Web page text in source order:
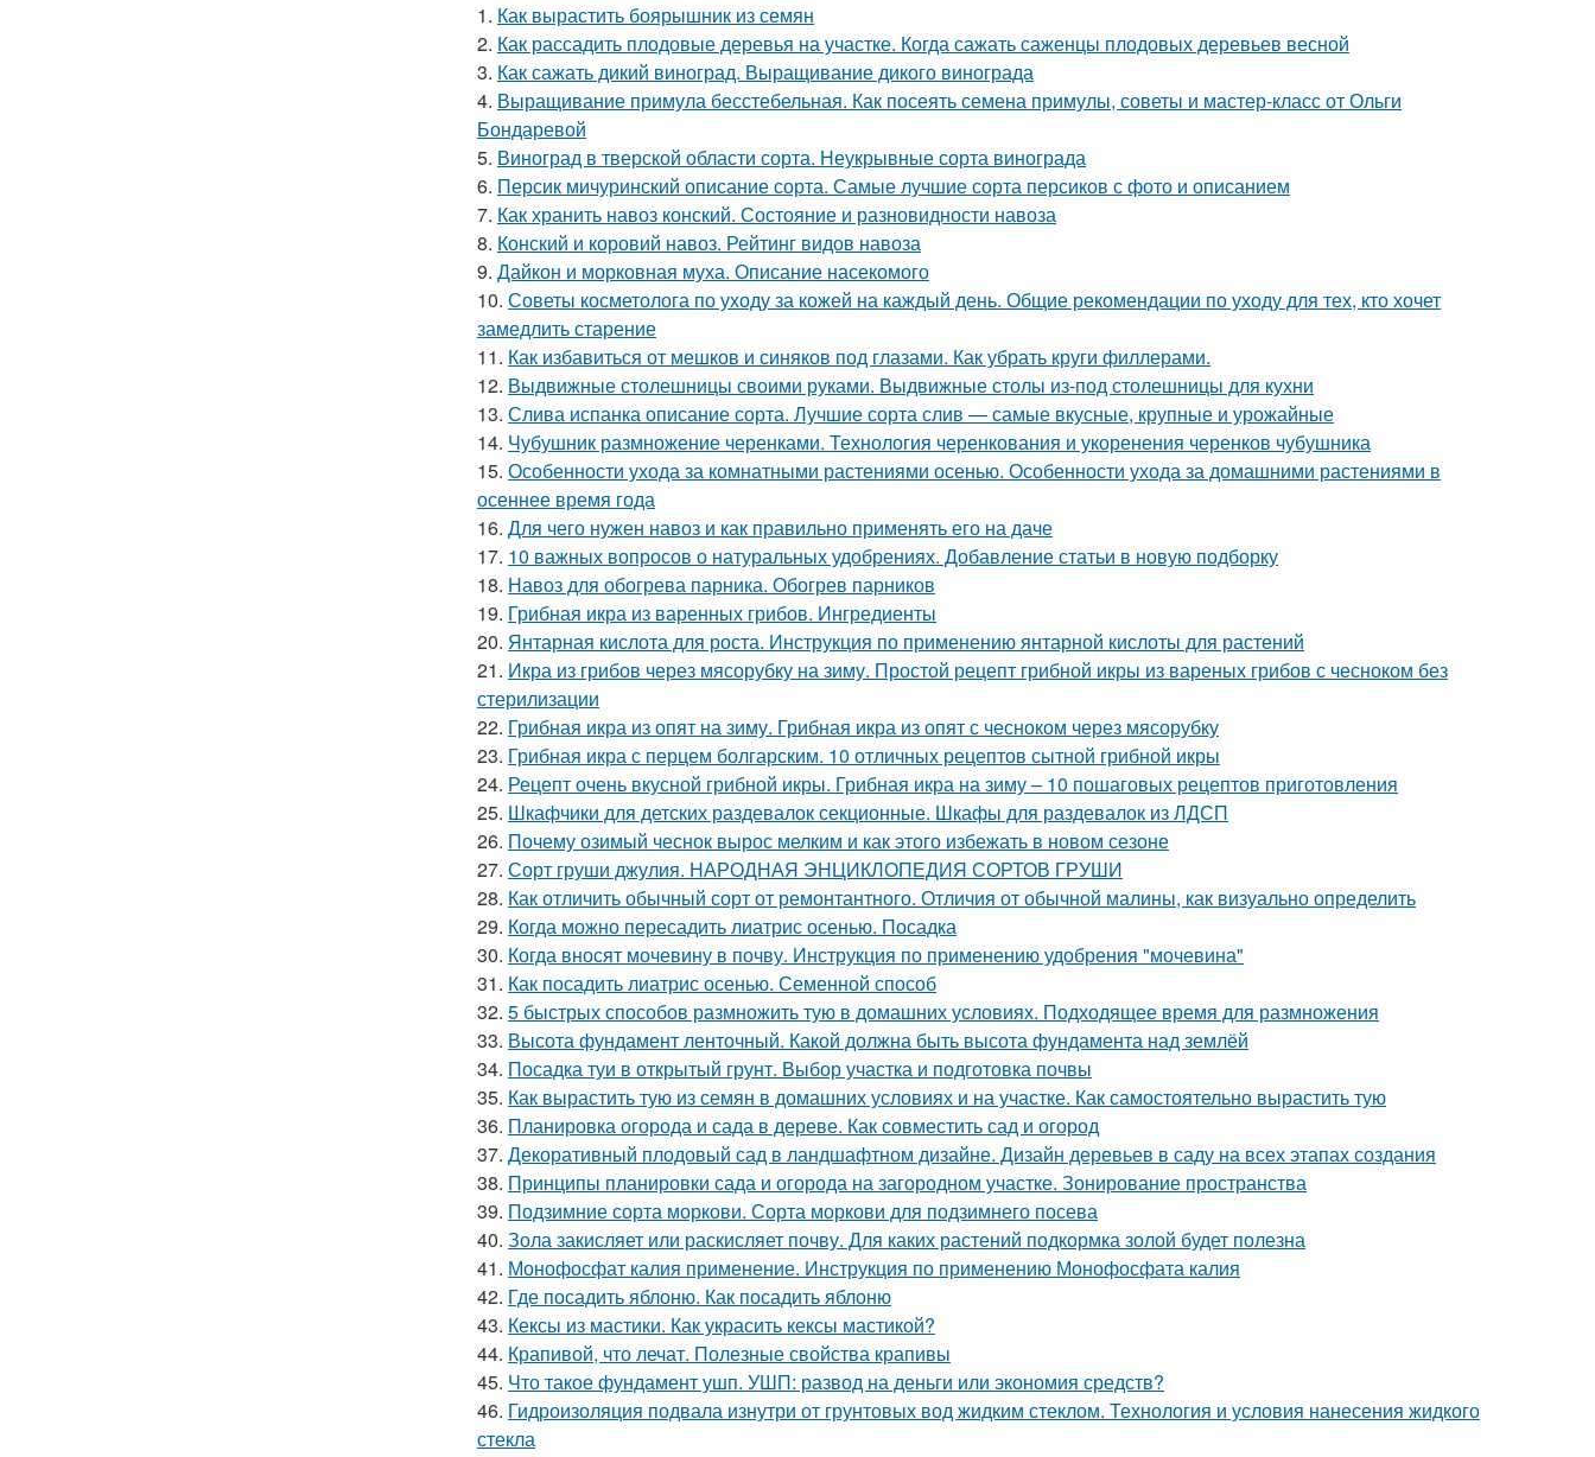
1. Как вырастить боярышник из семян
2. Как рассадить плодовые деревья на участке. Когда сажать саженцы плодовых деревьев весной
3. Как сажать дикий виноград. Выращивание дикого винограда
4. Выращивание примула бесстебельная. Как посеять семена примулы, советы и мастер-класс от Ольги
Бондаревой
5. Виноград в тверской области сорта. Неукрывные сорта винограда
6. Персик мичуринский описание сорта. Самые лучшие сорта персиков с фото и описанием
7. Как хранить навоз конский. Состояние и разновидности навоза
8. Конский и коровий навоз. Рейтинг видов навоза
9. Дайкон и морковная муха. Описание насекомого
10. Советы косметолога по уходу за кожей на каждый день. Общие рекомендации по уходу для тех, кто хочет
замедлить старение
11. Как избавиться от мешков и синяков под глазами. Как убрать круги филлерами.
12. Выдвижные столешницы своими руками. Выдвижные столы из-под столешницы для кухни
13. Слива испанка описание сорта. Лучшие сорта слив — самые вкусные, крупные и урожайные
14. Чубушник размножение черенками. Технология черенкования и укоренения черенков чубушника
15. Особенности ухода за комнатными растениями осенью. Особенности ухода за домашними растениями в
осеннее время года
16. Для чего нужен навоз и как правильно применять его на даче
17. 10 важных вопросов о натуральных удобрениях. Добавление статьи в новую подборку
18. Навоз для обогрева парника. Обогрев парников
19. Грибная икра из варенных грибов. Ингредиенты
20. Янтарная кислота для роста. Инструкция по применению янтарной кислоты для растений
21. Икра из грибов через мясорубку на зиму. Простой рецепт грибной икры из вареных грибов с чесноком без
стерилизации
22. Грибная икра из опят на зиму. Грибная икра из опят с чесноком через мясорубку
23. Грибная икра с перцем болгарским. 10 отличных рецептов сытной грибной икры
24. Рецепт очень вкусной грибной икры. Грибная икра на зиму – 10 пошаговых рецептов приготовления
25. Шкафчики для детских раздевалок секционные. Шкафы для раздевалок из ЛДСП
26. Почему озимый чеснок вырос мелким и как этого избежать в новом сезоне
27. Сорт груши джулия. НАРОДНАЯ ЭНЦИКЛОПЕДИЯ СОРТОВ ГРУШИ
28. Как отличить обычный сорт от ремонтантного. Отличия от обычной малины, как визуально определить
29. Когда можно пересадить лиатрис осенью. Посадка
30. Когда вносят мочевину в почву. Инструкция по применению удобрения "мочевина"
31. Как посадить лиатрис осенью. Семенной способ
32. 5 быстрых способов размножить тую в домашних условиях. Подходящее время для размножения
33. Высота фундамент ленточный. Какой должна быть высота фундамента над землёй
34. Посадка туи в открытый грунт. Выбор участка и подготовка почвы
35. Как вырастить тую из семян в домашних условиях и на участке. Как самостоятельно вырастить тую
36. Планировка огорода и сада в дереве. Как совместить сад и огород
37. Декоративный плодовый сад в ландшафтном дизайне. Дизайн деревьев в саду на всех этапах создания
38. Принципы планировки сада и огорода на загородном участке. Зонирование пространства
39. Подзимние сорта моркови. Сорта моркови для подзимнего посева
40. Зола закисляет или раскисляет почву. Для каких растений подкормка золой будет полезна
41. Монофосфат калия применение. Инструкция по применению Монофосфата калия
42. Где посадить яблоню. Как посадить яблоню
43. Кексы из мастики. Как украсить кексы мастикой?
44. Крапивой, что лечат. Полезные свойства крапивы
45. Что такое фундамент ушп. УШП: развод на деньги или экономия средств?
46. Гидроизоляция подвала изнутри от грунтовых вод жидким стеклом. Технология и условия нанесения жидкого
стекла